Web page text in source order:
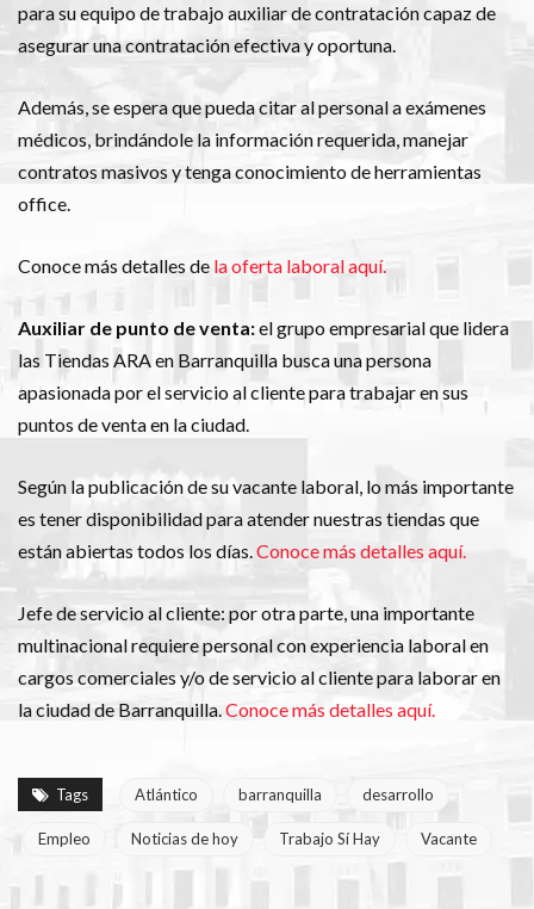
para su equipo de trabajo auxiliar de contratación capaz de
asegurar una contratación efectiva y oportuna.
Además, se espera que pueda citar al personal a exámenes
médicos, brindándole la información requerida, manejar
contratos masivos y tenga conocimiento de herramientas
office.
Conoce más detalles de la oferta laboral aquí.
Auxiliar de punto de venta:el grupo empresarial que lidera
las Tiendas ARA en Barranquilla busca una persona
apasionada por el servicio al cliente para trabajar en sus
puntos de venta en la ciudad.
Según la publicación de su vacante laboral, lo más importante
es tener disponibilidad para atender nuestras tiendas que
están abiertas todos los días.Conoce más detalles aquí.
Jefe de servicio al cliente: por otra parte, una importante
multinacional requiere personal con experiencia laboral en
cargos comerciales y/o de servicio al cliente para laborar en
la ciudad de Barranquilla.Conoce más detalles aquí.
Tags Atlántico barranquilla desarrollo
Empleo Noticias de hoy Trabajo Sí Hay Vacante